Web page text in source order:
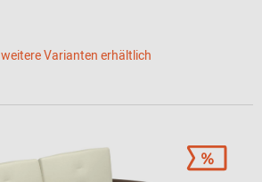
weitere Varianten erhältlich